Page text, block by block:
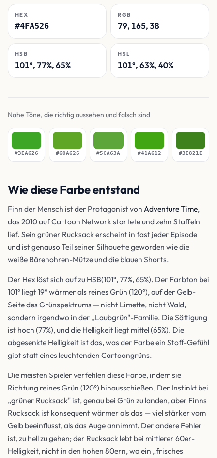
HEX
#4FA526
RGB
79, 165, 38
HSB
101°, 77%, 65%
HSL
101°, 63%, 40%
Nahe Töne, die richtig aussehen und falsch sind
#3EA626 #60A626 #5CA63A #41A612 #3E821E
Wie diese Farbe entstand
Finn der Mensch ist der Protagonist von Adventure Time,
das 2010 auf Cartoon Network startete und zehn Staffeln
lief. Sein grüner Rucksack erscheint in fast jeder Episode
und ist genauso Teil seiner Silhouette geworden wie die
weiße Bärenohren-Mütze und die blauen Shorts.
Der Hex löst sich auf zu HSB(101°, 77%, 65%). Der Farbton bei
101° liegt 19° wärmer als reines Grün (120°), auf der Gelb-
Seite des Grünspektrums — nicht Limette, nicht Wald,
sondern irgendwo in der „Laubgrün"-Familie. Die Sättigung
ist hoch (77%), und die Helligkeit liegt mittel (65%). Die
abgesenkte Helligkeit ist das, was der Farbe ein Stoff-Gefühl
gibt statt eines leuchtenden Cartoongrüns.
Die meisten Spieler verfehlen diese Farbe, indem sie
Richtung reines Grün (120°) hinausschießen. Der Instinkt bei
„grüner Rucksack" ist, genau bei Grün zu landen, aber Finns
Rucksack ist konsequent wärmer als das — viel stärker vom
Gelb beeinflusst, als das Auge annimmt. Der andere Fehler
ist, zu hell zu gehen; der Rucksack lebt bei mittlerer 60er-
Helligkeit, nicht in den hohen 80ern, wo ein „frisches